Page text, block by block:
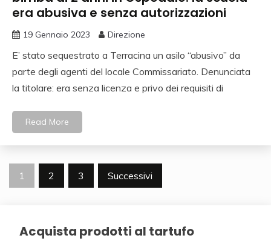
era abusiva e senza autorizzazioni
19 Gennaio 2023 Direzione
E’ stato sequestrato a Terracina un asilo “abusivo” da
parte degli agenti del locale Commissariato. Denunciata
la titolare: era senza licenza e privo dei requisiti di
Read More
Paginazione
1 2 3 Successivi
Acquista prodotti al tartufo